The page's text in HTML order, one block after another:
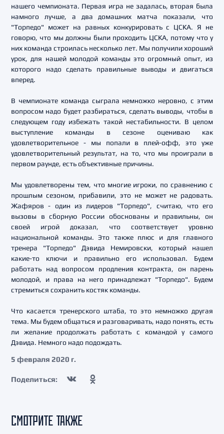
нашего чемпионата. Первая игра не задалась, вторая была
намного лучше, а два домашних матча показали, что
"Торпедо" может на равных конкурировать с ЦСКА. Я не
говорю, что мы должны были проходить ЦСКА, потому что у
них команда строилась несколько лет. Мы получили хороший
урок, для нашей молодой команды это огромный опыт, из
которого надо сделать правильные выводы и двигаться
вперед.
В чемпионате команда сыграла немножко неровно, с этим
вопросом надо будет разбираться, сделать выводы, чтобы в
следующем году избежать такой нестабильности. В целом
выступление команды в сезоне оцениваю как
удовлетворительное - мы попали в плей-офф, это уже
удовлетворительный результат, на то, что мы проиграли в
первом раунде, есть объективные причины.
Мы удовлетворены тем, что многие игроки, по сравнению с
прошлым сезоном, прибавили, это не может не радовать.
Жафяров - один из лидеров "Торпедо", считаю, что его
вызовы в сборную России обоснованы и правильны, он
своей игрой доказал, что соответствует уровню
национальной команды. Это также плюс и для главного
тренера "Торпедо" Дэвида Немировски, который нашел
какие-то ключи и правильно его использовал. Будем
работать над вопросом продления контракта, он парень
молодой, и права на него принадлежат "Торпедо". Будем
стремиться сохранить костяк команды.
Что касается тренерского штаба, то это немножко другая
тема. Мы будем общаться и разговаривать, надо понять, есть
ли желание продолжать работать с командой у самого
Дэвида. Немного надо подождать.
5 февраля 2020 г.
Поделиться:
СМОТРИТЕ ТАКЖЕ